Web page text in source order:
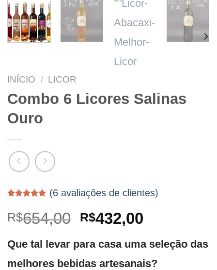
INÍCIO / LICOR
Combo 6 Licores Salinas
Ouro
como5.00
de 5, com
de clientes
(6avaliações de clientes)
R$654,00 O
original
era:
R$432,00O
atual
é:
Que tal levar para casa uma seleção das
melhores bebidas artesanais?